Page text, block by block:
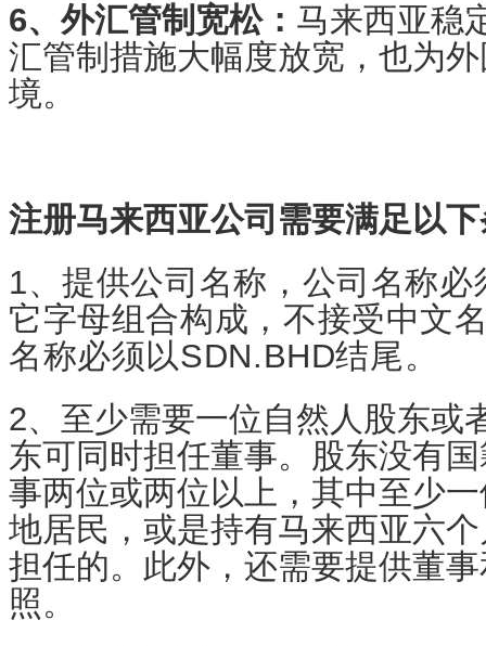
6、外汇管制宽松： 马来西亚稳
汇管制措施大幅度放宽，也为
境。
注册马来西亚公司需要满足以
1、提供公司名称，公司名称
它字母组合构成，不接受中文
名称必须以SDN.BHD结尾。
2、至少需要一位自然人股东或
东可同时担任董事。股东没有
事两位或两位以上，其中至少
地居民，或是持有马来西亚六
担任的。此外，还需要提供董
照。